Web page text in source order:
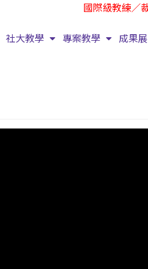
國際級教練／
社大教學 專案教學 成果展